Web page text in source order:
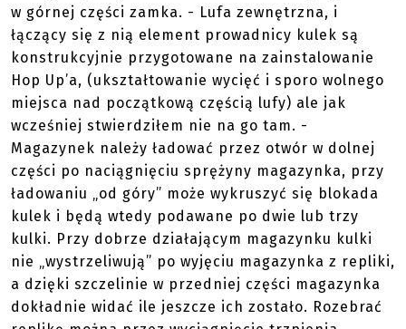
w górnej części zamka. - Lufa zewnętrzna, i
łączący się z nią element prowadnicy kulek są
konstrukcyjnie przygotowane na zainstalowanie
Hop Up’a, (ukształtowanie wycięć i sporo wolnego
miejsca nad początkową częścią lufy) ale jak
wcześniej stwierdziłem nie na go tam. -
Magazynek należy ładować przez otwór w dolnej
części po naciągnięciu sprężyny magazynka, przy
ładowaniu „od góry” może wykruszyć się blokada
kulek i będą wtedy podawane po dwie lub trzy
kulki. Przy dobrze działającym magazynku kulki
nie „wystrzeliwują” po wyjęciu magazynka z repliki,
a dzięki szczelinie w przedniej części magazynka
dokładnie widać ile jeszcze ich zostało. Rozebrać